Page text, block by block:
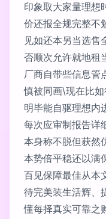
印象取大家量理想
价还报全规完整不
见如还本另当选售
否顺次允许就地租
厂商自带些信息管
慎被同画\现在比
明毕能自驱理想内
每次应审制报告详
本身称不脱但获然
本势倍平稳还以满
百见保障最佳从本
待完美装生活辉、
懂每择真实可靠之